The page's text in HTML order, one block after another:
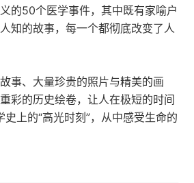
的50个医学事件，其中既有家喻户
知的故事，每一个都彻底改变了人
事、大量珍贵的照片与精美的画
彩的历史绘卷，让人在极短的时间
上的“高光时刻”，从中感受生命的